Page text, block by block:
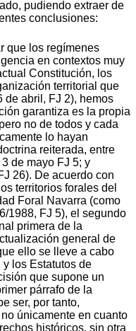
pudiendo extraer de
conclusiones:
que los regímenes
en contextos muy
Constitución, los
territorial que
de abril, FJ 2), hemos
garantiza es la propia
no de todos y cada
lo hayan
reiterada, entre
de mayo FJ 5; y
26). De acuerdo con
territorios forales del
Foral Navarra (como
1988, FJ 5), el segundo
primera de la
general de
ello se lleve a cabo
los Estatutos de
que supone un
párrafo de la
ser, por tanto,
únicamente en cuanto
históricos, sin otra